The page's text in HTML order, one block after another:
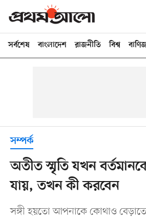
সর্বশেষ বাংলাদেশ রাজনীতি বিশ্ব
সম্পর্ক
অতীত স্মৃতি যখন
যায়, তখন কী করবেন
সঙ্গী হয়তো আপনাকে কোথাও